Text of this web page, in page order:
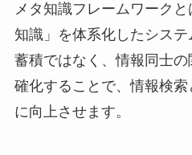
メタ知識フレームワーク
知識」を体系化したシス
蓄積ではなく、情報同士
確化することで、情報検
に向上させます。